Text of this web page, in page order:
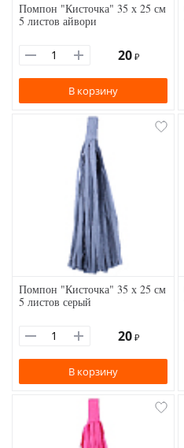
Помпон "Кисточка" 35 х 25 см
5 листов айвори
20 ₽
В корзину
Помпон "Кисточка" 35 х 25 см
5 листов серый
20 ₽
В корзину